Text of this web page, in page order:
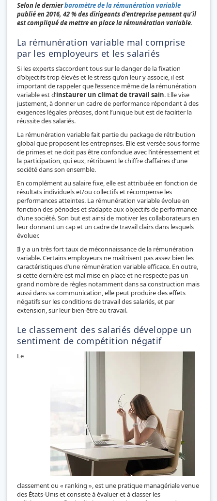
Selon le dernierbaromètre de la rémunération variable
publié en 2016, 42 % des dirigeants d’entreprise pensent qu’il
est compliqué de mettre en place la rémunération variable.
La rémunération variable mal comprise
par les employeurs et les salariés
Si les experts s’accordent tous sur le danger de la fixation
d’objectifs trop élevés et le stress qu’on leur y associe, il est
important de rappeler que l’essence même de la rémunération
variable est d’instaurer un climat de travail sain. Elle vise
justement, à donner un cadre de performance répondant à des
exigences légales précises, dont l’unique but est de faciliter la
réussite des salariés.
La rémunération variable fait partie du package de rétribution
global que proposent les entreprises. Elle est versée sous forme
de primes et ne doit pas être confondue avec l’intéressement et
la participation, qui eux, rétribuent le chiffre d’affaires d’une
société dans son ensemble.
En complément au salaire fixe, elle est attribuée en fonction de
résultats individuels et/ou collectifs et récompense les
performances atteintes. La rémunération variable évolue en
fonction des périodes et s’adapte aux objectifs de performance
d’une société. Son but est ainsi de motiver les collaborateurs en
leur donnant un cap et un cadre de travail clairs dans lesquels
évoluer.
Il y a un très fort taux de méconnaissance de la rémunération
variable. Certains employeurs ne maîtrisent pas assez bien les
caractéristiques d’une rémunération variable efficace. En outre,
si cette dernière est mal mise en place et ne respecte pas un
grand nombre de règles notamment dans sa construction mais
aussi dans sa communication, elle peut produire des effets
négatifs sur les conditions de travail des salariés, et par
extension, sur leur bien-être au travail.
Le classement des salariés développe un
sentiment de compétition négatif
Le
classement ou « ranking », est une pratique managériale venue
des États-Unis et consiste à évaluer et à classer les